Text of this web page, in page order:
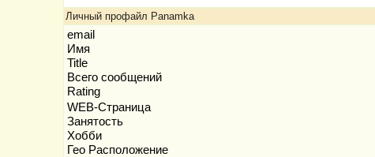
Личный профайл Panamka
email
Имя
Title
Всего сообщений
Rating
WEB-Страница
Занятость
Хобби
Гео Расположение